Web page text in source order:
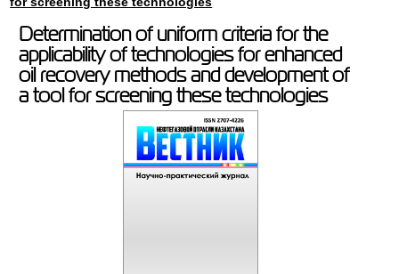
Determination of uniform criteria for the
applicability of technologies for enhanced
oil recovery methods and development of
a tool for screening these technologies